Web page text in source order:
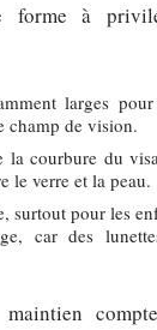
forme à
larges
champ de vision.
la courbure du
le verre et la peau.
surtout pour les
car des